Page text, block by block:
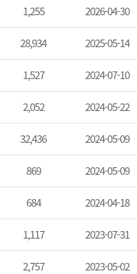
1,255 2026-04-30
28,934 2025-05-14
1,527 2024-07-10
2,052 2024-05-22
32,436 2024-05-09
869 2024-05-09
684 2024-04-18
1,117 2023-07-31
2,757 2023-05-02